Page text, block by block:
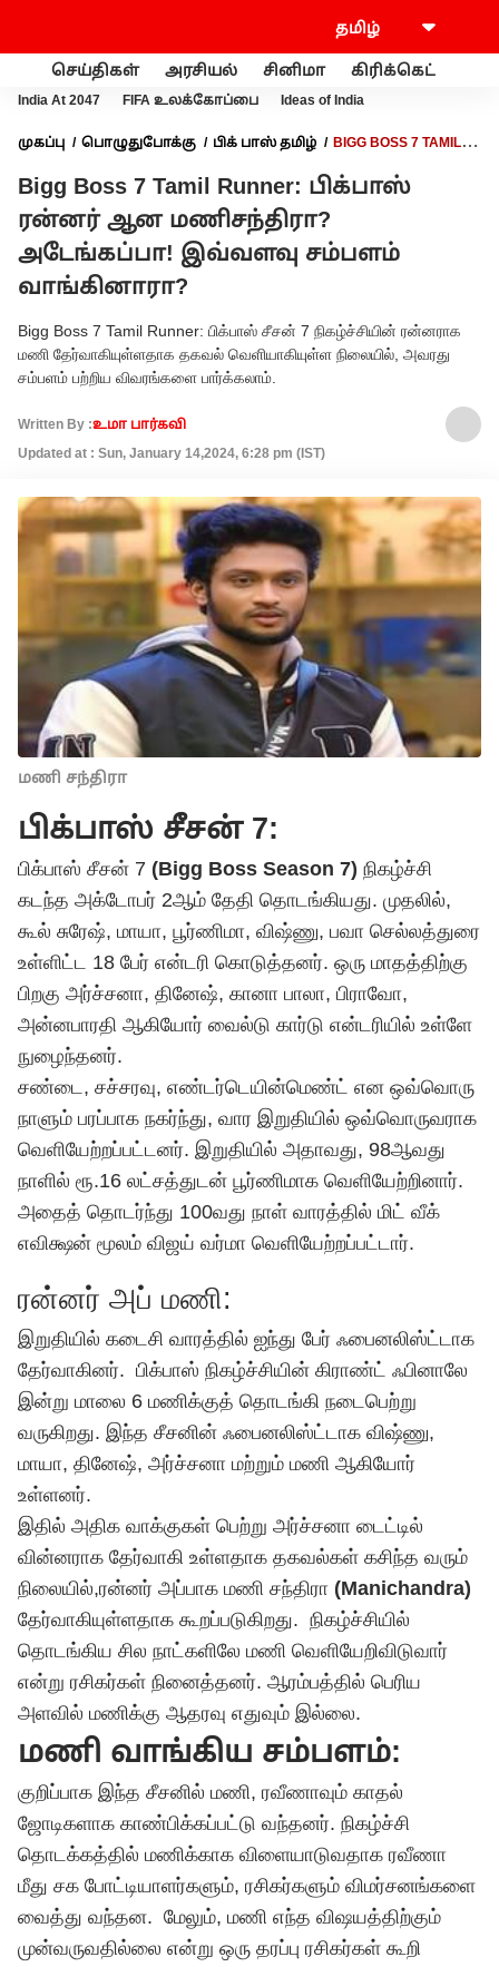
செய்திகள் அரசியல் சினிமா கிரிக்கெட்
India At 2047 FIFA உலக்கோப்பை Ideas of India
முகப்பு பொழுதுபோக்கு பிக் பாஸ் தமிழ்
BIGG BOSS 7 TAMIL
இவ்வளவு சம்பளம் வாங்கினாரா?
Bigg Boss 7 Tamil Runner: பிக்பாஸ்
ரன்னர் ஆன மணிசந்திரா?
அடேங்கப்பா! இவ்வளவு சம்பளம்
வாங்கினாரா?
Bigg Boss 7 Tamil Runner: பிக்பாஸ் சீசன் 7 நிகழ்ச்சியின் ரன்னராக
மணி தேர்வாகியுள்ளதாக தகவல் வெளியாகியுள்ள நிலையில், அவரது
சம்பளம் பற்றிய விவரங்களை பார்க்கலாம்.
Written By :உமா பார்கவி
Updated at : Sun, January 14,2024, 6:28 pm (IST)
மணி சந்திரா
பிக்பாஸ் சீசன் 7:
பிக்பாஸ் சீசன் 7 (Bigg Boss Season 7) நிகழ்ச்சி
கடந்த அக்டோபர் 2ஆம் தேதி தொடங்கியது. முதலில்,
கூல் சுரேஷ், மாயா, பூர்ணிமா, விஷ்ணு, பவா செல்லத்துரை
உள்ளிட்ட 18 பேர் என்டரி கொடுத்தனர். ஒரு மாதத்திற்கு
பிறகு அர்ச்சனா, தினேஷ், கானா பாலா, பிராவோ,
அன்னபாரதி ஆகியோர் வைல்டு கார்டு என்டரியில் உள்ளே
நுழைந்தனர்.
சண்டை, சச்சரவு, எண்டர்டெயின்மெண்ட் என ஒவ்வொரு
நாளும் பரப்பாக நகர்ந்து, வார இறுதியில் ஒவ்வொருவராக
வெளியேற்றப்பட்டனர். இறுதியில் அதாவது, 98ஆவது
நாளில் ரூ.16 லட்சத்துடன் பூர்ணிமாக வெளியேற்றினார்.
அதைத் தொடர்ந்து 100வது நாள் வாரத்தில் மிட் வீக்
எவிக்ஷன் மூலம் விஜய் வர்மா வெளியேற்றப்பட்டார்.
ரன்னர் அப் மணி:
இறுதியில் கடைசி வாரத்தில் ஐந்து பேர் ஃபைனலிஸ்ட்டாக
தேர்வாகினர். பிக்பாஸ் நிகழ்ச்சியின் கிராண்ட் ஃபினாலே
இன்று மாலை 6 மணிக்குத் தொடங்கி நடைபெற்று
வருகிறது. இந்த சீசனின் ஃபைனலிஸ்ட்டாக விஷ்ணு,
மாயா, தினேஷ், அர்ச்சனா மற்றும் மணி ஆகியோர்
உள்ளனர்.
இதில் அதிக வாக்குகள் பெற்று அர்ச்சனா டைட்டில்
வின்னராக தேர்வாகி உள்ளதாக தகவல்கள் கசிந்த வரும்
நிலையில்,ரன்னர் அப்பாக மணி சந்திரா (Manichandra)
தேர்வாகியுள்ளதாக கூறப்படுகிறது. நிகழ்ச்சியில்
தொடங்கிய சில நாட்களிலே மணி வெளியேறிவிடுவார்
என்று ரசிகர்கள் நினைத்தனர். ஆரம்பத்தில் பெரிய
அளவில் மணிக்கு ஆதரவு எதுவும் இல்லை.
மணி வாங்கிய சம்பளம்:
குறிப்பாக இந்த சீசனில் மணி, ரவீணாவும் காதல்
ஜோடிகளாக காண்பிக்கப்பட்டு வந்தனர். நிகழ்ச்சி
தொடக்கத்தில் மணிக்காக விளையாடுவதாக ரவீணா
மீது சக போட்டியாளர்களும், ரசிகர்களும் விமர்சனங்களை
வைத்து வந்தன. மேலும், மணி எந்த விஷயத்திற்கும்
முன்வருவதில்லை என்று ஒரு தரப்பு ரசிகர்கள் கூறி